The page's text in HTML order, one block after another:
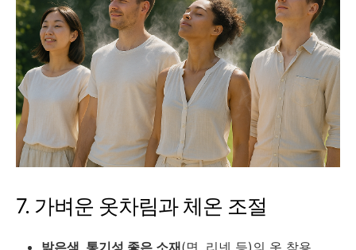
7. 가벼운 옷차림과 체온 조절